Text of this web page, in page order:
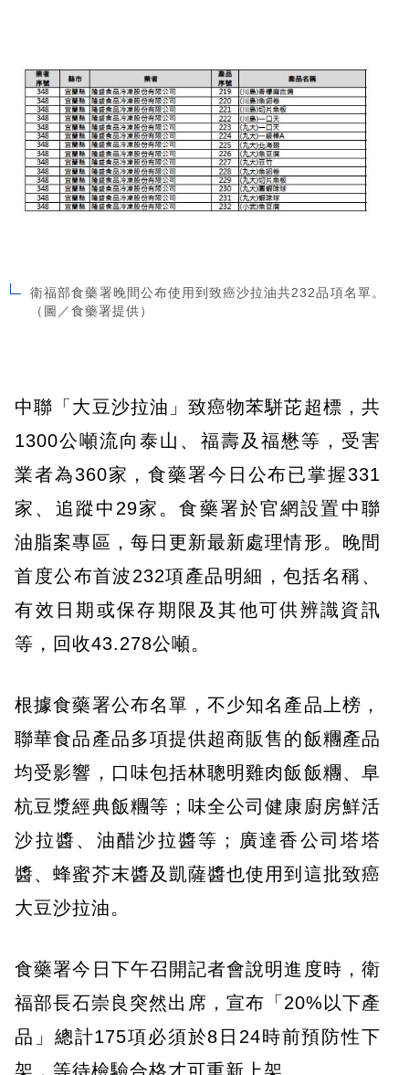
衛福部食藥署晚間公布使用到致癌沙拉油共232品項名單。
（圖／食藥署提供）
中聯「大豆沙拉油」致癌物苯駢芘超標，共
1300公噸流向泰山、福壽及福懋等，受害
業者為360家，食藥署今日公布已掌握331
家、追蹤中29家。食藥署於官網設置中聯
油脂案專區，每日更新最新處理情形。晚間
首度公布首波232項產品明細，包括名稱、
有效日期或保存期限及其他可供辨識資訊
等，回收43.278公噸。
根據食藥署公布名單，不少知名產品上榜，
聯華食品產品多項提供超商販售的飯糰產品
均受影響，口味包括林聰明雞肉飯飯糰、阜
杭豆漿經典飯糰等；味全公司健康廚房鮮活
沙拉醬、油醋沙拉醬等；廣達香公司塔塔
醬、蜂蜜芥末醬及凱薩醬也使用到這批致癌
大豆沙拉油。
食藥署今日下午召開記者會說明進度時，衛
福部長石崇良突然出席，宣布「20%以下產
品」總計175項必須於8日24時前預防性下
架，等待檢驗合格才可重新上架。